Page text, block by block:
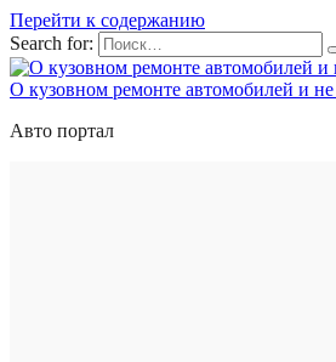
Перейти к содержанию
Search for:
О кузовном ремонте автомобилей и не
Авто портал